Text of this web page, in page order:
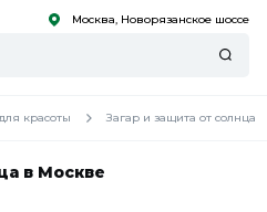
Москва, Новорязанское шоссе
красоты Загар и защита от солнца
в Москве